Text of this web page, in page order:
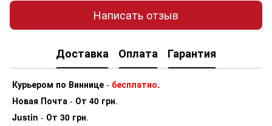
Написать отзыв
Доставка Оплата Гарантия
Курьером по Виннице - бесплатно.
Новая Почта - От 40 грн.
Justin - От 30 грн.